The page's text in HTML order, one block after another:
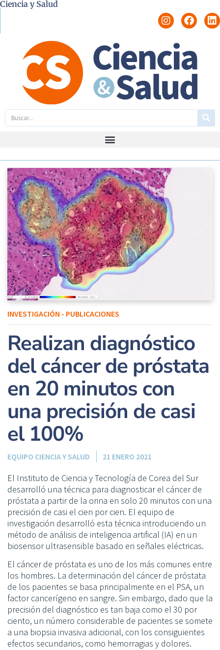
Ciencia y Salud
INVESTIGACIÓN - PUBLICACIONES
Realizan diagnóstico
del cáncer de próstata
en 20 minutos con
una precisión de casi
el 100%
EQUIPO CIENCIA Y SALUD 21 ENERO 2021
El Instituto de Ciencia y Tecnología de Corea del Sur
desarrolló una técnica para diagnosticar el cáncer de
próstata a partir de la orina en solo 20 minutos con una
precisión de casi el cien por cien. El equipo de
investigación desarrolló esta técnica introduciendo un
método de análisis de inteligencia artifical (IA) en un
biosensor ultrasensible basado en señales eléctricas.
El cáncer de próstata es uno de los más comunes entre
los hombres. La determinación del cáncer de próstata
de los pacientes se basa principalmente en el PSA, un
factor cancerígeno en sangre. Sin embargo, dado que la
precisión del diagnóstico es tan baja como el 30 por
ciento, un número considerable de pacientes se somete
a una biopsia invasiva adicional, con los consiguientes
efectos secundarios, como hemorragias y dolores.